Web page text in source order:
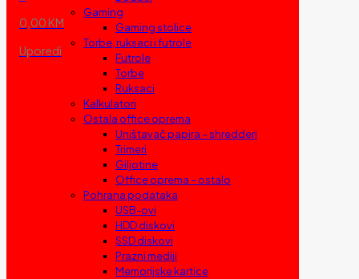
0,00 KM
Uporedi
Gaming
Gaming stolice
Torbe, ruksaci i futrole
Futrole
Torbe
Ruksaci
Kalkulatori
Ostala office oprema
Uništavač papira – shredderi
Trimeri
Giljotine
Office oprema – ostalo
Pohrana podataka
USB-ovi
HDD diskovi
SSD diskovi
Prazni mediji
Memorijske kartice